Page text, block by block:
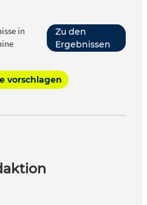
in
Zu den
Ergebnissen
vorschlagen